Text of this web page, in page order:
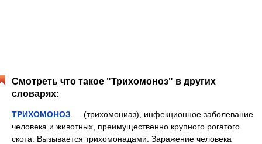
Смотреть что такое "Трихомоноз" в других
словарях:
ТРИХОМОНОЗ — (трихомониаз), инфекционное заболевание
человека и животных, преимущественно крупного рогатого
скота. Вызывается трихомонадами. Заражение человека